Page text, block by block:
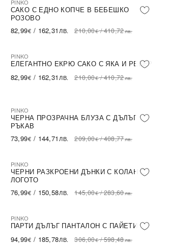
NEW IN
PINKO
САКО С ЕДНО КОПЧЕ В БЕБЕШКО
РОЗОВО
82,99€ / 162,31 ЛВ. 210,00€/410,72лв.
NEW IN ПОСЛЕДНА БРОЙКА
PINKO
ЕЛЕГАНТНО ЕКРЮ САКО С ЯКА И РЕВЕР
82,99€ / 162,31 ЛВ. 210,00€/410,72лв.
NEW IN ПОСЛЕДНА БРОЙКА
PINKO
ЧЕРНА ПРОЗРАЧНА БЛУЗА С ДЪЛЪГ
РЪКАВ
73,99€ / 144,71 ЛВ. 209,00€/408,77лв.
NEW IN ПОСЛЕДНА БРОЙКА
PINKO
ЧЕРНИ РАЗКРОЕНИ ДЪНКИ С КОЛАН С
ЛОГОТО
76,99€ / 150,58ЛВ. 145,00€/283,60лв.
NEW IN ПОСЛЕДНА БРОЙКА
PINKO
ПАРТИ ДЪЛЪГ ПАНТАЛОН С ПАЙЕТИ
94,99€ / 185,78ЛВ. 306,00€/598,48лв.